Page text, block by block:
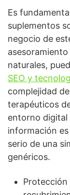
Es
suplementos
negocio de
naturales,
SEO y
complejidad
terapéuticos
entorno digital
información
serio de una
genéricos.
Protección